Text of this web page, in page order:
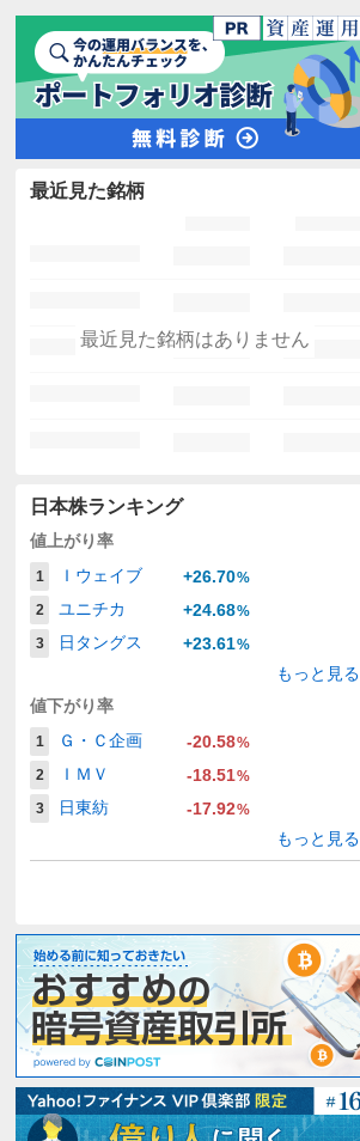
最近見た銘柄
最近見た銘柄はありません
日本株ランキング
値上がり率
1 Ｉウェイブ +26.70%
2
ユニチカ +24.68%
3
日タングス +23.61%
もっと見る
値下がり率
1 Ｇ・Ｃ企画 -20.58%
2
ＩＭＶ -18.51%
3
日東紡 -17.92%
もっと見る